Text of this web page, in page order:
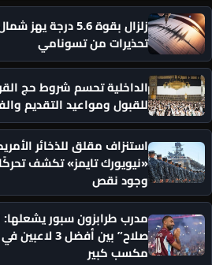
زلزال بقوة 5.6
تحذيرات من تسونامي
للقبول ومواعيد التقديم
استنزاف مقلق للذخائر
«نيويورك تايمز» تكشف
وجود نقص
مدرب طرابزون سبور
صلاح” بين
مكسب كبير